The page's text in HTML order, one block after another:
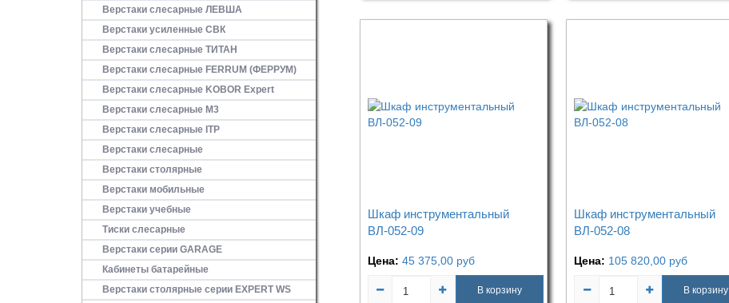
Верстаки слесарные ЛЕВША
Верстаки усиленные СВК
Верстаки слесарные ТИТАН
Верстаки слесарные FERRUM (ФЕРРУМ)
Верстаки слесарные KOBOR Expert
Верстаки слесарные М3
Верстаки слесарные ITP
Верстаки слесарные
Верстаки столярные
Верстаки мобильные
Верстаки учебные
Тиски слесарные
Верстаки серии GARAGE
Кабинеты батарейные
Верстаки столярные серии EXPERT WS
Шкаф инструментальный
ВЛ-052-09
Цена: 45 375,00 руб
В корзину
Шкаф инструментальный
ВЛ-052-08
Цена: 105 820,00 руб
В корзину